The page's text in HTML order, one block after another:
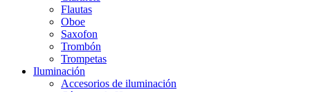
Flautas
Oboe
Saxofon
Trombón
Trompetas
Iluminación
Accesorios de iluminación